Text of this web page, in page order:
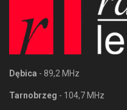
Dębica - 89,2 MHz
Tarnobrzeg - 104,7 MHz